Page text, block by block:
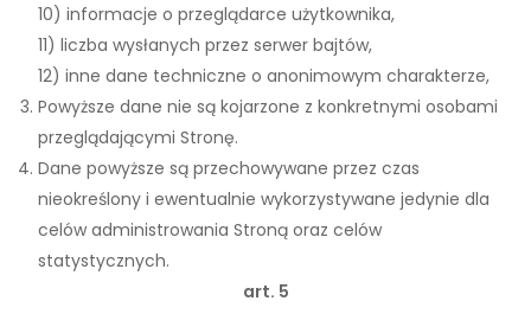
10) informacje o przeglądarce użytkownika,
11) liczba wysłanych przez serwer bajtów,
12) inne dane techniczne o anonimowym charakterze,
Powyższe dane nie są kojarzone z konkretnymi osobami
przeglądającymi Stronę.
Dane powyższe są przechowywane przez czas
nieokreślony i ewentualnie wykorzystywane jedynie dla
celów administrowania Stroną oraz celów
statystycznych.
art. 5